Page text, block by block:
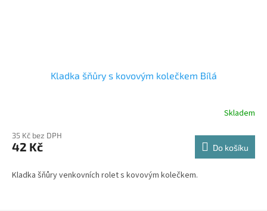
Kladka šňůry s kovovým kolečkem Bílá
Skladem
35 Kč bez DPH
42 Kč Do košíku
Kladka šňůry venkovních rolet s kovovým kolečkem.